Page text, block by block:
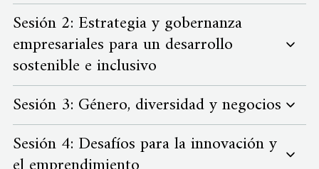
Coordinadores:Pablo González(Universidad
de Chile), Daniel Friel(Universidad de San
Andrés)Pablo Winant(ESCP Business
School) , Paula Margaretic(Universidad Adolfo
Ibañez).
El escenario actual exige nuevos enfoques
Sesión 2: Estrategia y gobernanza
empresariales para un desarrollo
sostenible e inclusivo
Coordinadores:Gerald McDermott(Darla
Moore School of Business, University of
Sesión 3: Género, diversidad y negocios
Coordinadores:Nancy Matos (ESAN), Luz
Sesión 4: Desafíos para la innovación y